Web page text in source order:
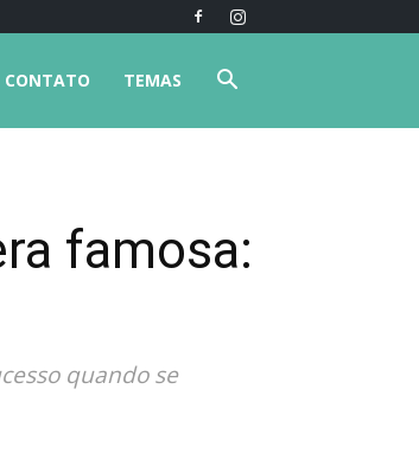
TEMAS
CONTATO
famosa:
quando se